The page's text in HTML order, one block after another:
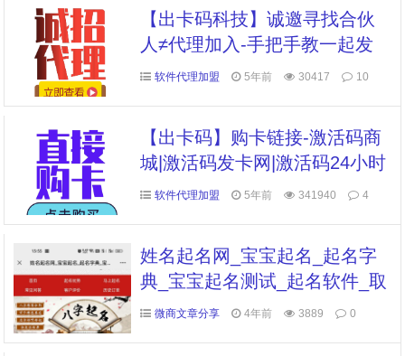
【出卡码科技】诚邀寻找合伙
人≠代理加入-手把手教一起发
展软件代理加盟 5年前 30417 10
【出卡码】购卡链接-激活码商
城|激活码发卡网|激活码24小时
自助发卡|点击进入
软件代理加盟 5年前 341940 4
姓名起名网_宝宝起名_起名字
典_宝宝起名测试_起名软件_取
名网_起名网
微商文章分享 4年前 3889 0